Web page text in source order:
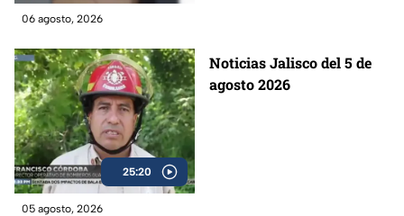
06 agosto, 2026
25:20
Noticias Jalisco del 5 de
agosto 2026
05 agosto, 2026